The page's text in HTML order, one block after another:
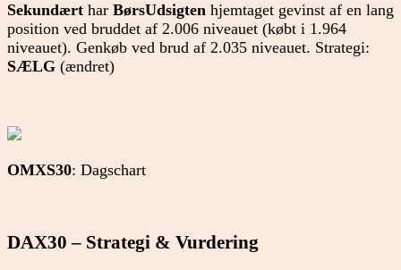
Sekundært har BørsUdsigten hjemtaget gevinst af en lang
position ved bruddet af 2.006 niveauet (købt i 1.964
niveauet). Genkøb ved brud af 2.035 niveauet. Strategi:
SÆLG (ændret)
OMXS30: Dagschart
DAX30 – Strategi & Vurdering